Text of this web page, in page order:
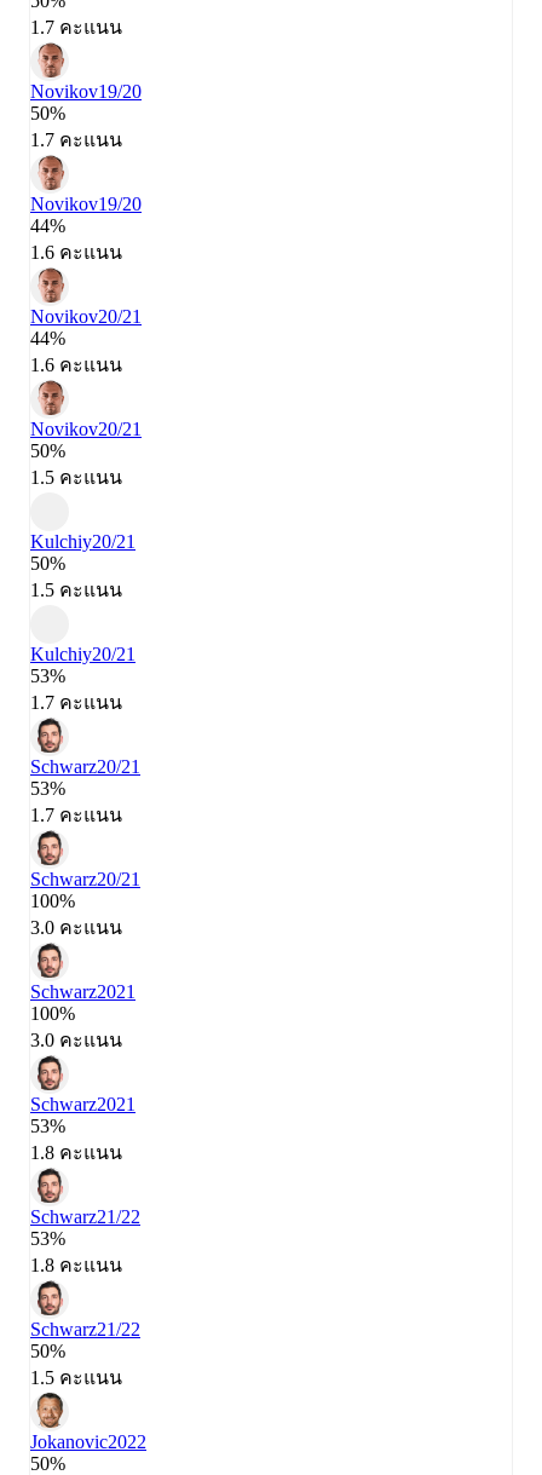
1.7 คะแนน
Novikov19/20
50%
1.7 คะแนน
Novikov19/20
44%
1.6 คะแนน
Novikov20/21
44%
1.6 คะแนน
Novikov20/21
50%
1.5 คะแนน
Kulchiy20/21
50%
1.5 คะแนน
Kulchiy20/21
53%
1.7 คะแนน
Schwarz20/21
53%
1.7 คะแนน
Schwarz20/21
100%
3.0 คะแนน
Schwarz2021
100%
3.0 คะแนน
Schwarz2021
53%
1.8 คะแนน
Schwarz21/22
53%
1.8 คะแนน
Schwarz21/22
50%
1.5 คะแนน
Jokanovic2022
50%